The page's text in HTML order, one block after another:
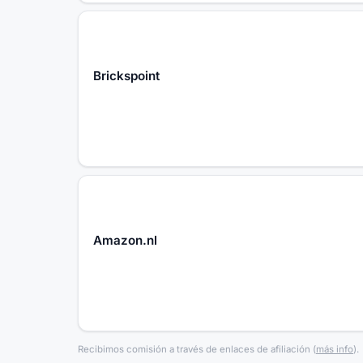
Brickspoint
Amazon.nl
Recibimos comisión a través de enlaces de afiliación (más info).